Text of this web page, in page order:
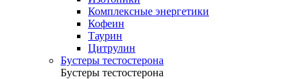
Комплексные энергетики
Кофеин
Таурин
Цитрулин
Бустеры тестостерона
Бустеры тестостерона